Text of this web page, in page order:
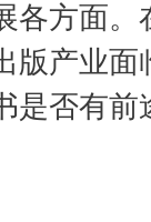
各方面
版产业
是否有